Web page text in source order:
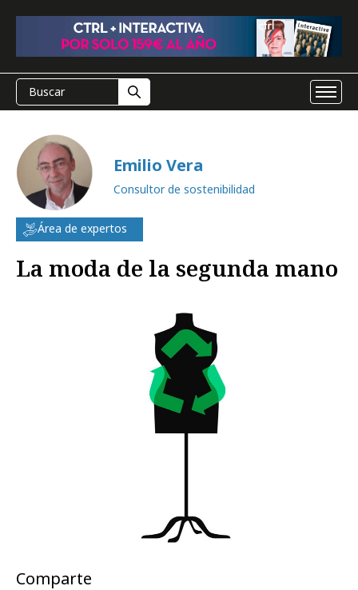
Emilio Vera
Consultor de sostenibilidad
Área de expertos
La moda de la segunda mano
Comparte